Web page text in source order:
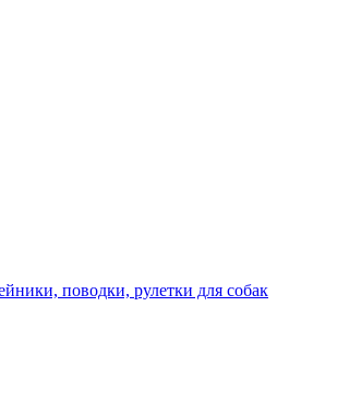
поводки, рулетки для собак